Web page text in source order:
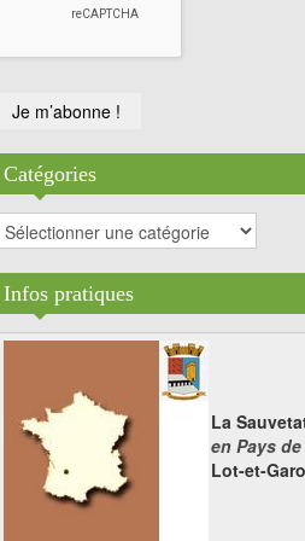
Catégories
Infos pratiques
La
en Pays
Lot-et-